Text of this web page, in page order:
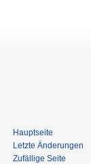
Hauptseite
Letzte Änderungen
Zufällige Seite